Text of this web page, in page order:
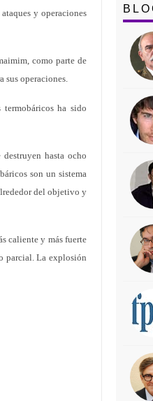
y operaciones
como parte de
sus operaciones.
termobáricos ha sido
hasta ocho
son un sistema
del objetivo y
caliente y más fuerte
parcial. La explosión